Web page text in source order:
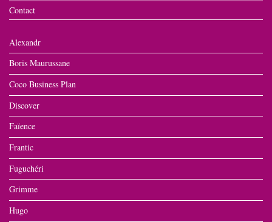
Contact
Alexandr
Boris Maurussane
Coco Business Plan
Discover
Faïence
Frantic
Fuguchéri
Grimme
Hugo